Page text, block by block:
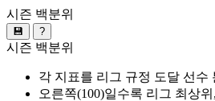
시즌 백분위
💾 ?
시즌 백분위
각 지표를 리그 규정 도달 선수
오른쪽(100)일수록 리그 최상